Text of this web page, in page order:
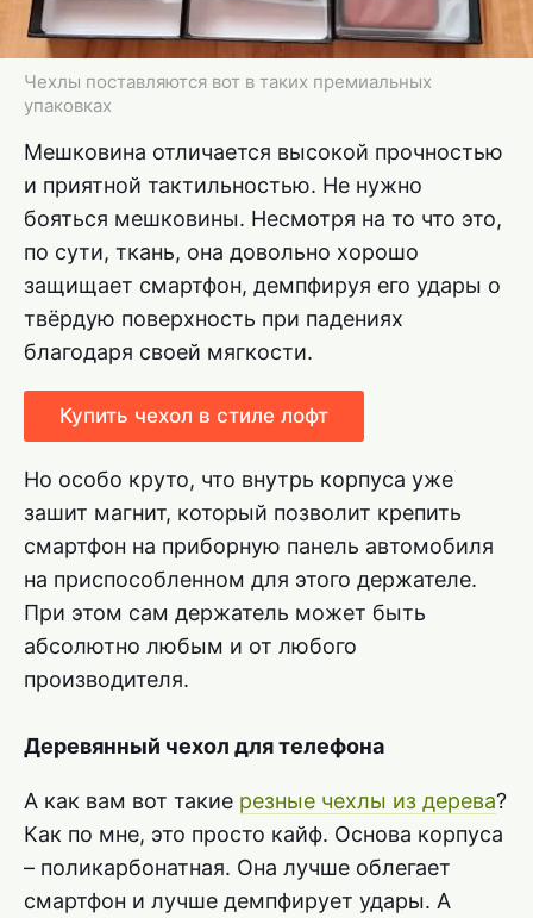
Чехлы поставляются вот в таких премиальных
упаковках
Мешковина отличается высокой прочностью
и приятной тактильностью. Не нужно
бояться мешковины. Несмотря на то что это,
по сути, ткань, она довольно хорошо
защищает смартфон, демпфируя его удары о
твёрдую поверхность при падениях
благодаря своей мягкости.
Купить чехол в стиле лофт
Но особо круто, что внутрь корпуса уже
зашит магнит, который позволит крепить
смартфон на приборную панель автомобиля
на приспособленном для этого держателе.
При этом сам держатель может быть
абсолютно любым и от любого
производителя.
Деревянный чехол для телефона
А как вам вот такие резные чехлы из дерева?
Как по мне, это просто кайф. Основа корпуса
– поликарбонатная. Она лучше облегает
смартфон и лучше демпфирует удары. А